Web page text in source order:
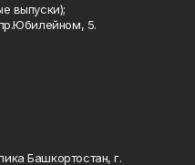
выпуски);
5.
Башкортостан, г.